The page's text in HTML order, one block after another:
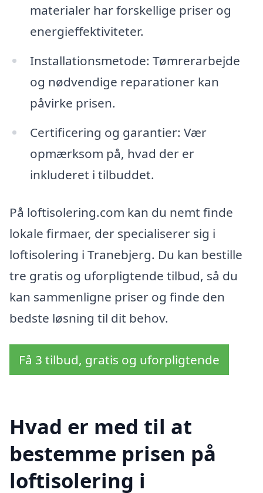
materialer har forskellige priser og
energieffektiviteter.
Installationsmetode: Tømrerarbejde
og nødvendige reparationer kan
påvirke prisen.
Certificering og garantier: Vær
opmærksom på, hvad der er
inkluderet i tilbuddet.
På loftisolering.com kan du nemt finde
lokale firmaer, der specialiserer sig i
loftisolering i Tranebjerg. Du kan bestille
tre gratis og uforpligtende tilbud, så du
kan sammenligne priser og finde den
bedste løsning til dit behov.
Få 3 tilbud, gratis og uforpligtende
Hvad er med til at
bestemme prisen på
loftisolering i